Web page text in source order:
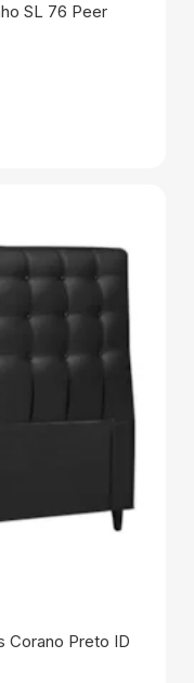
SL 76 Peer
Corano Preto ID